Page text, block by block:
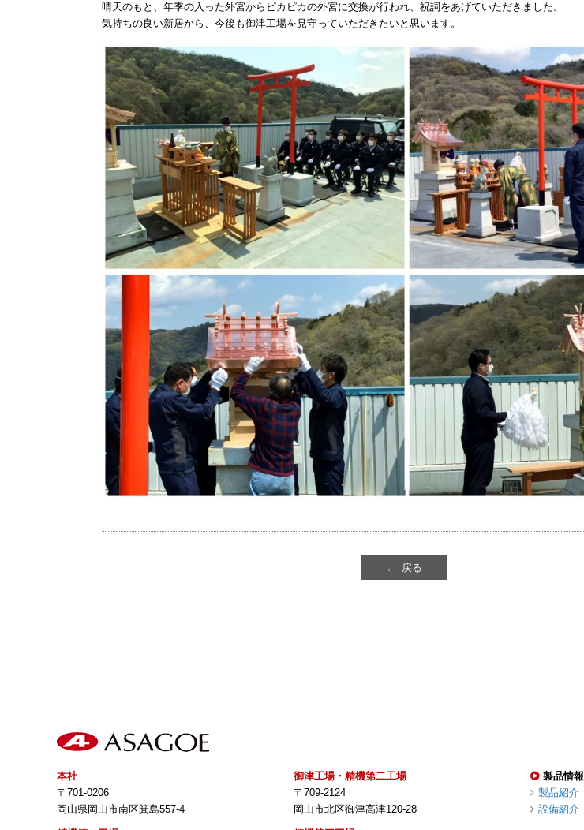
晴天のもと、年季の入った外宮からピカピカの外宮に交換が行われ、祝詞をあげていただきました。
気持ちの良い新居から、今後も御津工場を見守っていただきたいと思います。
← 戻る
本社
〒701-0206
岡山県岡山市南区箕島557-4
御津工場・精機第二工場
〒709-2124
岡山市北区御津高津120-28
製品情報
製品紹介
設備紹介